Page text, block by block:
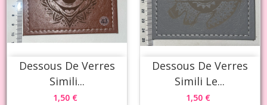
Dessous De Verres
Simili...
1,50 €
Dessous De Verres
Simili Le...
1,50 €